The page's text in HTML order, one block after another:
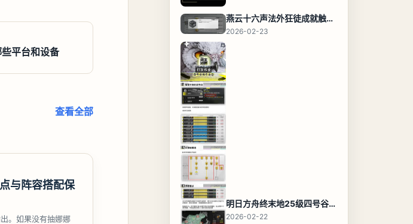
平台和设备
查看全部
与阵容搭配保
。如果没有抽娜娜
燕云十六声法外狂徒成就触发条件与通关攻略
2026-02-23
明日方舟终末地25级四号谷地基地蓝图，高效布局规划
2026-02-22